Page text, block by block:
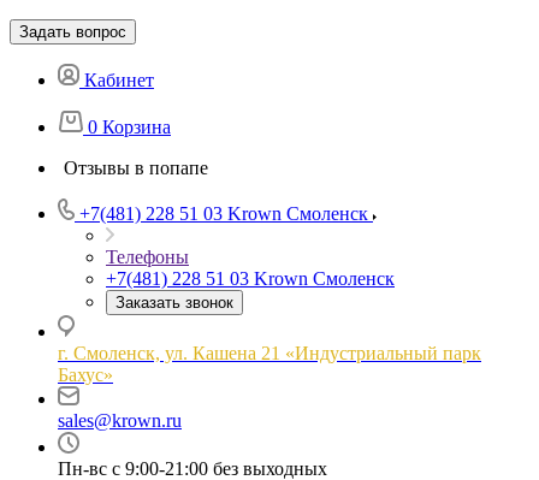
Задать вопрос
Кабинет
0 Корзина
Отзывы в попапе
+7(481) 228 51 03 Krown Смоленск
Телефоны
+7(481) 228 51 03 Krown Смоленск
Заказать звонок
г. Смоленск, ул. Кашена 21 «Индустриальный парк
Бахус»
sales@krown.ru
Пн-вс с 9:00-21:00 без выходных